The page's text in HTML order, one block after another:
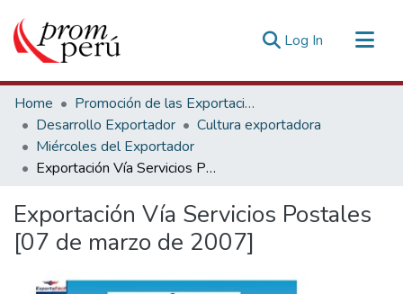
Log In (current)
Communities & Collections
All of DSpace
Statistics
Estadísticas Externas
Home
Promoción de las Exportaciones
Desarrollo Exportador
Cultura exportadora
Miércoles del Exportador
Exportación Vía Servicios Postales [07 de marzo de 2007]
Exportación Vía Servicios Postales
[07 de marzo de 2007]